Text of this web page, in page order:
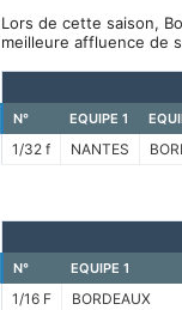
Lors de cette saison,
meilleure affluence de
N°
EQUIPE 1
1/32 f NANTES
N°
EQUIPE 1
1/16 F BORDEAUX